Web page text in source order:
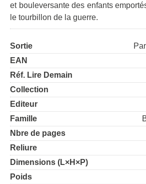
et bouleversante des enfants
le tourbillon de la guerre.
Sortie
EAN
Réf. Lire Demain
Collection
Editeur
Famille
Nbre de pages
Reliure
Dimensions (L×H×P)
Poids